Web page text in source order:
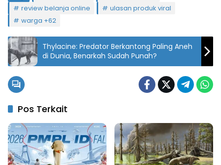
review belanja online
ulasan produk viral
warga +62
Thylacine: Predator Berkantong Paling Aneh
di Dunia, Benarkah Sudah Punah?
Pos Terkait